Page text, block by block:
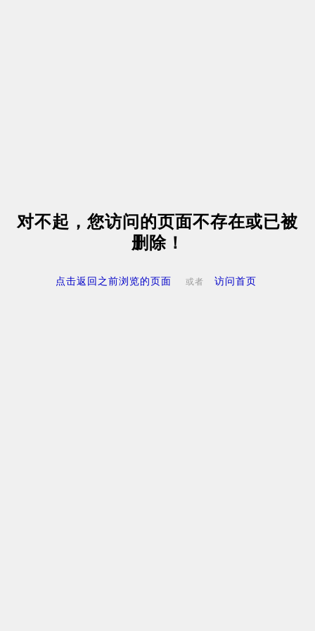
对不起，您访问的页面不存在或已被
删除！
点击返回之前浏览的页面 或者 访问首页